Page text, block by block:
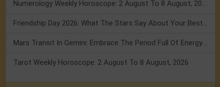
Tarot Weekly Horoscope: 2 August To 8 August, 2026